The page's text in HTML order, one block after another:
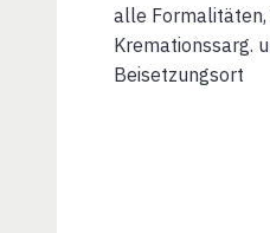
alle Formalitäten,
Kremationssarg.
Beisetzungsort